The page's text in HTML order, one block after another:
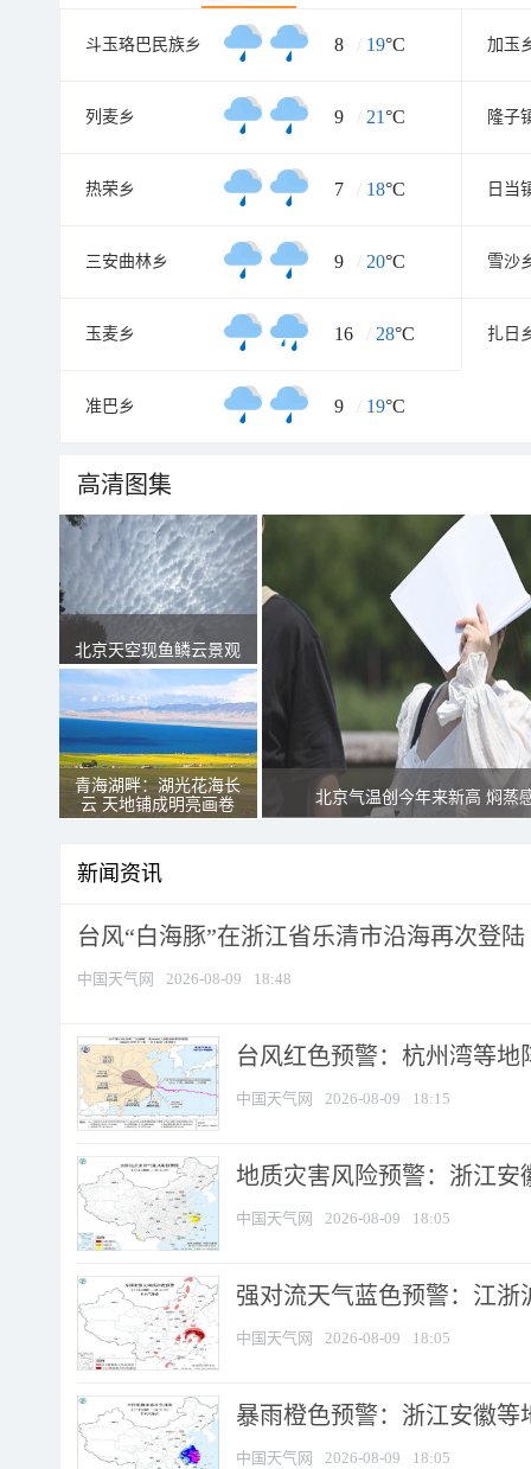
斗玉珞巴民族乡 8 / 19°C 加玉
列麦乡 9 / 21°C 隆子
热荣乡 7 / 18°C 日当
三安曲林乡 9 / 20°C 雪沙
玉麦乡 16 / 28°C 扎日
准巴乡 9 / 19°C
高清图集
北京天空现鱼鳞云景观
青海湖畔：湖光花海长
云 天地铺成明亮画卷
北京气温创今年来新高 焖蒸
新闻资讯
台风“白海豚”在浙江省乐清市沿海再次登陆
中国天气网 2026-08-09 18:48
台风红色预警：杭州湾等地
中国天气网 2026-08-09 18:15
地质灾害风险预警：浙江安
中国天气网 2026-08-09 18:05
强对流天气蓝色预警：江浙
中国天气网 2026-08-09 18:05
暴雨橙色预警：浙江安徽等
中国天气网 2026-08-09 18:05